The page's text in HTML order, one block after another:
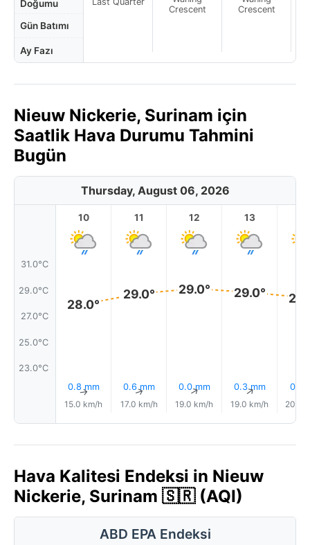
Doğumu
Gün Batımı
Ay Fazı
Crescent
Crescent
Nieuw Nickerie, Surinam için
Saatlik Hava Durumu Tahmini
Bugün
Thursday, August 06, 2026
31.0°C
29.0°C
27.0°C
25.0°C
23.0°C
10
28.0°
0.8 mm
↑
15.0 km/h
11
29.0°
0.6 mm
↑
17.0 km/h
12
29.0°
0.0 mm
↑
19.0 km/h
13
29.0°
0.3 mm
↑
19.0 km/h
0.1
20.0
Hava Kalitesi Endeksi in Nieuw
Nickerie, Surinam 🇸🇷 (AQI)
ABD EPA Endeksi